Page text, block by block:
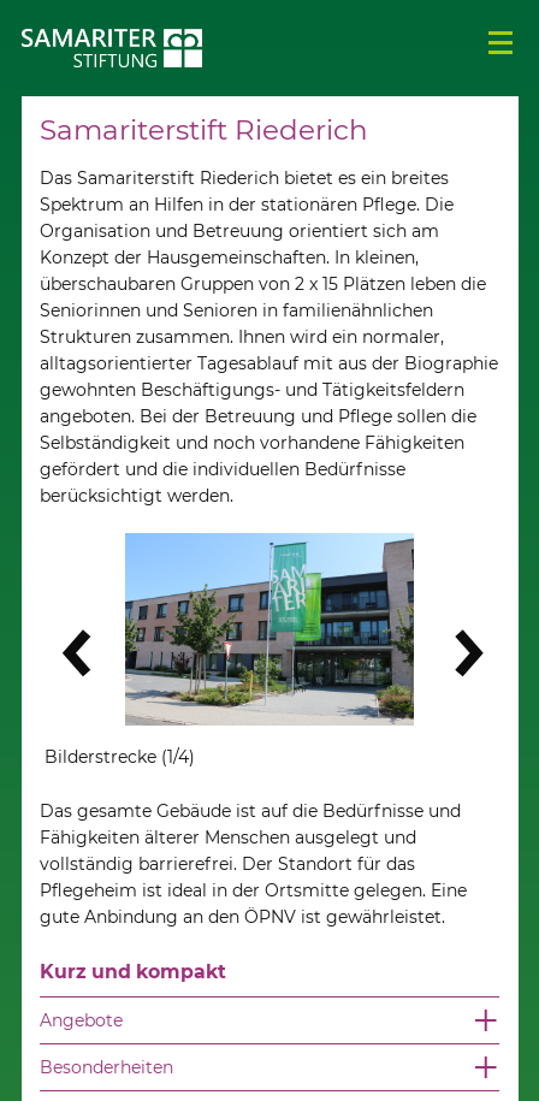
Samariterstift Riederich
Das Samariterstift Riederich bietet es ein breites
Spektrum an Hilfen in der stationären Pflege. Die
Organisation und Betreuung orientiert sich am
Konzept der Hausgemeinschaften. In kleinen,
überschaubaren Gruppen von 2 x 15 Plätzen leben die
Seniorinnen und Senioren in familienähnlichen
Strukturen zusammen. Ihnen wird ein normaler,
alltagsorientierter Tagesablauf mit aus der Biographie
gewohnten Beschäftigungs- und Tätigkeitsfeldern
angeboten. Bei der Betreuung und Pflege sollen die
Selbständigkeit und noch vorhandene Fähigkeiten
gefördert und die individuellen Bedürfnisse
berücksichtigt werden.
Bilderstrecke (1/4)
Das gesamte Gebäude ist auf die Bedürfnisse und
Fähigkeiten älterer Menschen ausgelegt und
vollständig barrierefrei. Der Standort für das
Pflegeheim ist ideal in der Ortsmitte gelegen. Eine
gute Anbindung an den ÖPNV ist gewährleistet.
Kurz und kompakt
Angebote
Besonderheiten